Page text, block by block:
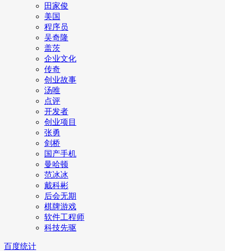
田家俊
美国
程序员
吴奇隆
盖茨
企业文化
传奇
创业故事
汤唯
点评
开发者
创业项目
张勇
剑桥
国产手机
曼哈顿
范冰冰
戴科彬
后会无期
棋牌游戏
软件工程师
科技先驱
百度统计